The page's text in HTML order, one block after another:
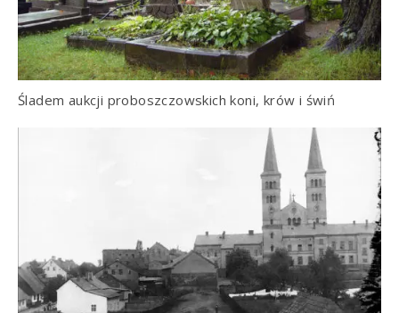
Śladem aukcji proboszczowskich koni, krów i świń